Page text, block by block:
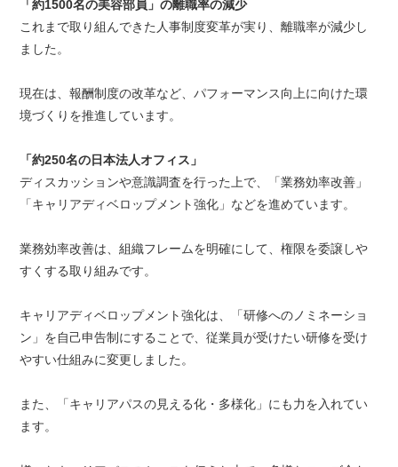
「約1500名の美容部員」の離職率の減少
これまで取り組んできた人事制度変革が実り、離職率が減少し
ました。
現在は、報酬制度の改革など、パフォーマンス向上に向けた環
境づくりを推進しています。
「約250名の日本法人オフィス」
ディスカッションや意識調査を行った上で、「業務効率改善」
「キャリアディベロップメント強化」などを進めています。
業務効率改善は、組織フレームを明確にして、権限を委譲しや
すくする取り組みです。
キャリアディベロップメント強化は、「研修へのノミネーショ
ン」を自己申告制にすることで、従業員が受けたい研修を受け
やすい仕組みに変更しました。
また、「キャリアパスの見える化・多様化」にも力を入れてい
ます。